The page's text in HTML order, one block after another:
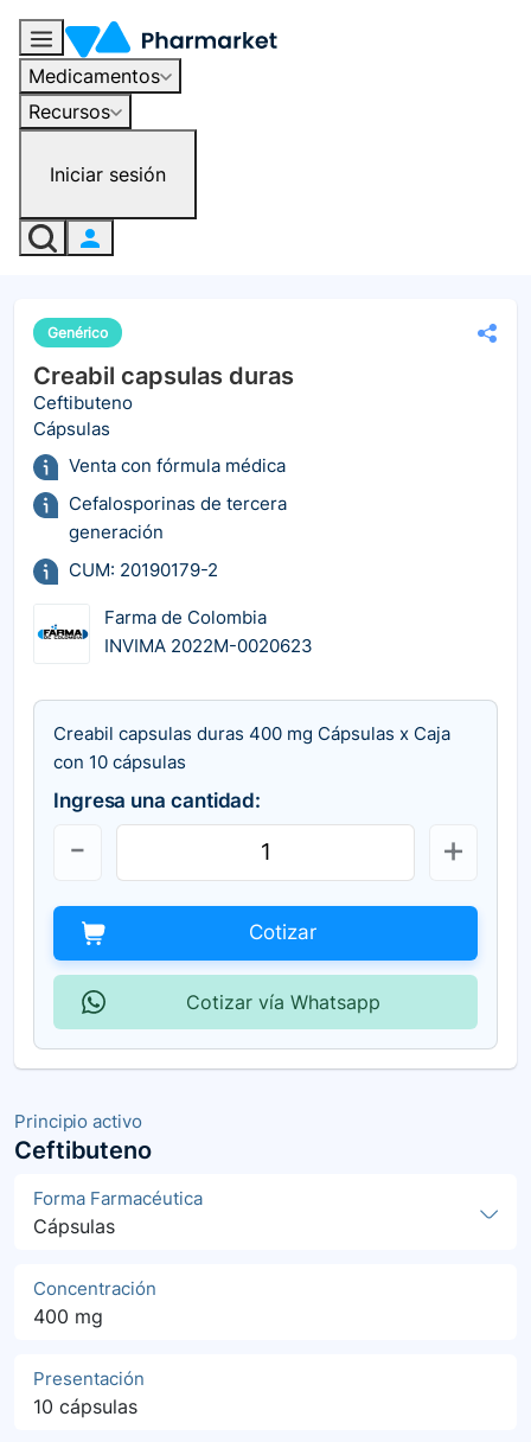
Medicamentos
Recursos
Iniciar sesión
Principio activo
Ceftibuteno
Forma Farmacéutica
Cápsulas
Concentración
400 mg
Presentación
10 cápsulas
Genérico
Creabil capsulas duras
Ceftibuteno
Cápsulas
Venta con fórmula médica
Cefalosporinas de tercera
generación
CUM: 20190179-2
Farma de Colombia
INVIMA 2022M-0020623
Creabil capsulas duras 400 mg Cápsulas x Caja
con 10 cápsulas
Ingresa una cantidad:
Cotizar
Cotizar vía Whatsapp